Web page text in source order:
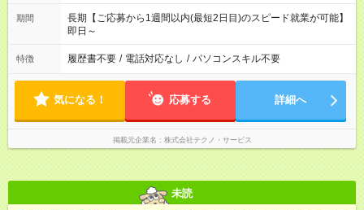
期間
長期【ご応募から1週間以内(最短2日目)のスピード就業が可能】
即日～
特徴 履歴書不要 / 電話対応なし / パソコンスキル不要
気になる！ 応募する 詳細へ
掲載元企業名 株式会社テクノ・サービス
未読